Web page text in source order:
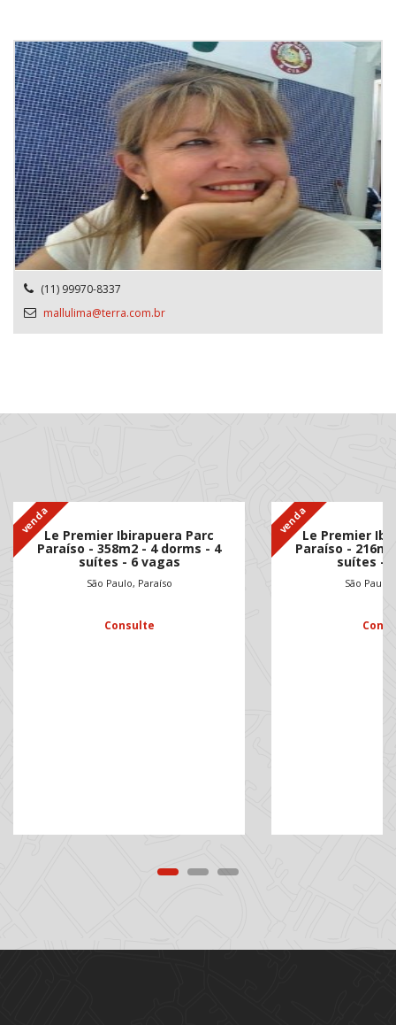
(11) 99970-8337
mallulima@terra.com.br
Le Premier Ibirapuera Parc
Paraíso - 358m2 - 4 dorms - 4
suítes - 6 vagas
São Paulo, Paraíso
venda
Consulte
Le Premier
Paraíso -
suítes -
São
venda